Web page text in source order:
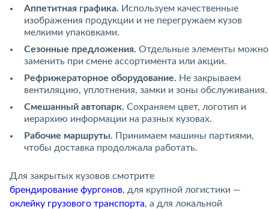
Аппетитная графика. Используем качественные
изображения продукции и не перегружаем кузов
мелкими упаковками.
Сезонные предложения. Отдельные элементы можно
заменить при смене ассортимента или акции.
Рефрижераторное оборудование. Не закрываем
вентиляцию, уплотнения, замки и зоны обслуживания.
Смешанный автопарк. Сохраняем цвет, логотип и
иерархию информации на разных кузовах.
Рабочие маршруты. Принимаем машины партиями,
чтобы доставка продолжала работать.
Для закрытых кузовов смотрите
брендирование фургонов, для крупной логистики —
оклейку грузового транспорта, а для локальной